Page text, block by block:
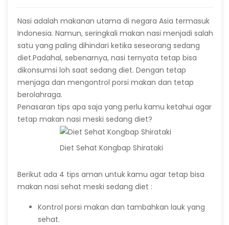
Nasi adalah makanan utama di negara Asia termasuk
Indonesia. Namun, seringkali makan nasi menjadi salah
satu yang paling dihindari ketika seseorang sedang
diet.Padahal, sebenarnya, nasi ternyata tetap bisa
dikonsumsi loh saat sedang diet. Dengan tetap
menjaga dan mengontrol porsi makan dan tetap
berolahraga.
Penasaran tips apa saja yang perlu kamu ketahui agar
tetap makan nasi meski sedang diet?
Diet Sehat Kongbap Shirataki
Berikut ada 4 tips aman untuk kamu agar tetap bisa
makan nasi sehat meski sedang diet :
Kontrol porsi makan dan tambahkan lauk yang
sehat.